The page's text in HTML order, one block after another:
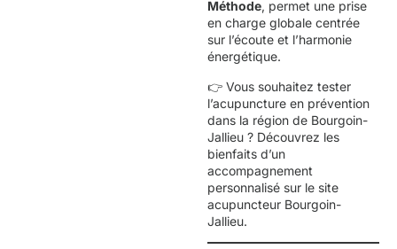
Méthode, permet une prise
en charge globale centrée
sur l’écoute et l’harmonie
énergétique.
👉 Vous souhaitez tester
l’acupuncture en prévention
dans la région de Bourgoin-
Jallieu ? Découvrez les
bienfaits d’un
accompagnement
personnalisé sur le site
acupuncteur Bourgoin-
Jallieu.